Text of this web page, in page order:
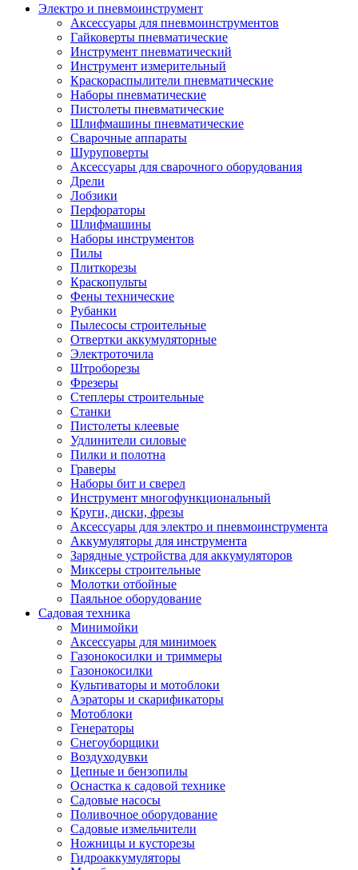
Инструмент ручной
Лопаты
Садово-посадочные инструменты
Садовые ножницы
Садовые пилы и ножи
Секаторы и сучкорезы
Топоры
Баллоны газовые
Мангалы и коптильни
Мебель для сада
Ножницы по металлу
Тележки садовые
Автомобильная техника
Автозвук
Автомагнитолы
Колонки
Усилители
Модуляторы fm
Аксессуары
Электроника
Видеорегистраторы
Радар-детекторы
Парковочные радары
Навигаторы и аксессуары
Навигаторы
Камеры заднего вида
Автомобильные антенны
Сигнализации автомобильные
Телевизоры и мониторы автомобильные
Аксессуары
Автолампы
Автомобильные провода, кабели,
Автомобильный инструмент
Автохимия
Аккумуляторы, зарядные устройства,
Домкраты
Компрессоры и манометры
Разветвители и адаптеры прикуривателя
Термохолодильники
Шумоизоляция
Щетки стеклоочистителей
Прочие аксессуары для автомобилей
Велосипеды и самокаты
Электротранспорт
Радиоуправляемые модели
Аксессуары для велосипедов
аксессуары для радиоуправляемых моделей
Расходные материалы
Бумага разная
Бумага для офисной техники
Бумага для профессиональной печати
Фотобумага
Наклейки
Термобумага
Электро и пневмоинструмент
Аксессуары для пневмоинструментов
Гайковерты пневматические
Инструмент пневматический
Инструмент измерительный
Краскораспылители пневматические
Наборы пневматические
Пистолеты пневматические
Шлифмашины пневматические
Сварочные аппараты
Шуруповерты
Аксессуары для сварочного оборудования
Дрели
Лобзики
Перфораторы
Шлифмашины
Наборы инструментов
Пилы
Плиткорезы
Краскопульты
Фены технические
Рубанки
Пылесосы строительные
Отвертки аккумуляторные
Электроточила
Штроборезы
Фрезеры
Степлеры строительные
Станки
Пистолеты клеевые
Удлинители силовые
Пилки и полотна
Граверы
Наборы бит и сверел
Инструмент многофункциональный
Круги, диски, фрезы
Аксессуары для электро и пневмоинструмента
Аккумуляторы для инструмента
Зарядные устройства для аккумуляторов
Миксеры строительные
Молотки отбойные
Паяльное оборудование
Садовая техника
Минимойки
Аксессуары для минимоек
Газонокосилки и триммеры
Газонокосилки
Культиваторы и мотоблоки
Аэраторы и скарификаторы
Мотоблоки
Генераторы
Снегоуборщики
Воздуходувки
Цепные и бензопилы
Оснастка к садовой технике
Садовые насосы
Поливочное оборудование
Садовые измельчители
Ножницы и кусторезы
Гидроаккумуляторы